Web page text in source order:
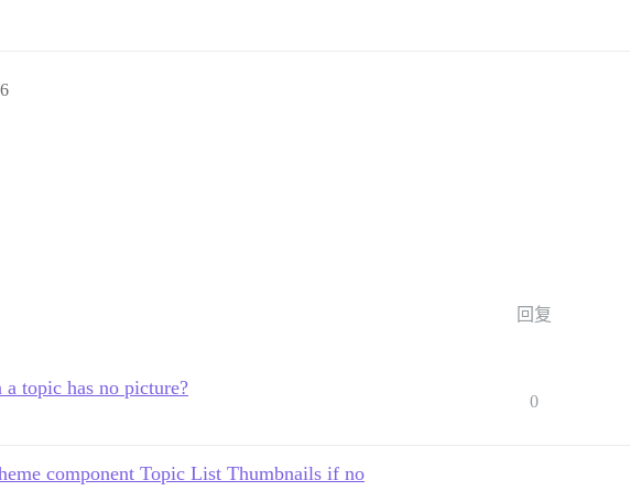
回复
topic has no picture?
0
component Topic List Thumbnails if no